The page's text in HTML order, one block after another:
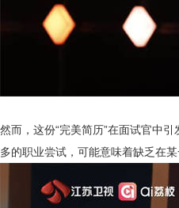
然而，这份“完美简历”在面试官中
多的职业尝试，可能意味着缺乏在某